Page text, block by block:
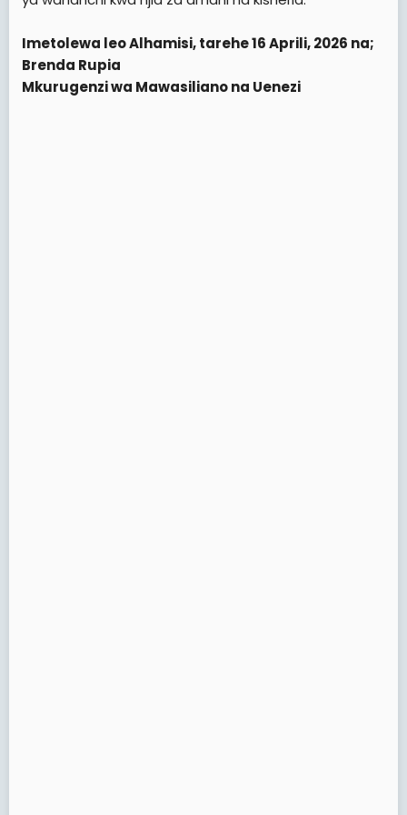
Imetolewa leo Alhamisi, tarehe 16 Aprili, 2026 na;
Brenda Rupia
Mkurugenzi wa Mawasiliano na Uenezi